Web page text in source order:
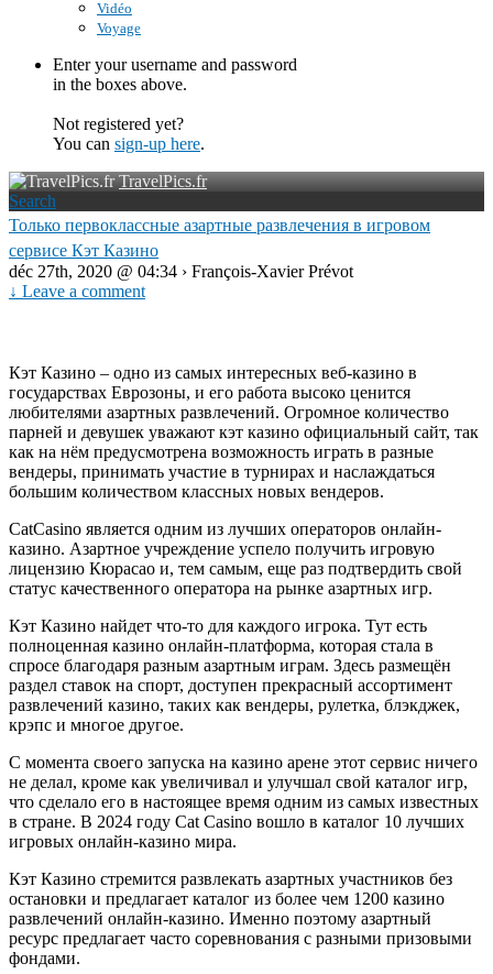
Vidéo
Voyage
Enter your username and password
in the boxes above.
Not registered yet?
You can sign-up here.
TravelPics.fr
Search
Только первоклассные азартные развлечения в игровом
сервисе Кэт Казино
déc 27th, 2020 @ 04:34 › François-Xavier Prévot
↓ Leave a comment
Кэт Казино – одно из самых интересных веб-казино в
государствах Еврозоны, и его работа высоко ценится
любителями азартных развлечений. Огромное количество
парней и девушек уважают кэт казино официальный сайт, так
как на нём предусмотрена возможность играть в разные
вендеры, принимать участие в турнирах и наслаждаться
большим количеством классных новых вендеров.
CatCasino является одним из лучших операторов онлайн-
казино. Азартное учреждение успело получить игровую
лицензию Кюрасао и, тем самым, еще раз подтвердить свой
статус качественного оператора на рынке азартных игр.
Кэт Казино найдет что-то для каждого игрока. Тут есть
полноценная казино онлайн-платформа, которая стала в
спросе благодаря разным азартным играм. Здесь размещён
раздел ставок на спорт, доступен прекрасный ассортимент
развлечений казино, таких как вендеры, рулетка, блэкджек,
крэпс и многое другое.
С момента своего запуска на казино арене этот сервис ничего
не делал, кроме как увеличивал и улучшал свой каталог игр,
что сделало его в настоящее время одним из самых известных
в стране. В 2024 году Cat Casino вошло в каталог 10 лучших
игровых онлайн-казино мира.
Кэт Казино стремится развлекать азартных участников без
остановки и предлагает каталог из более чем 1200 казино
развлечений онлайн-казино. Именно поэтому азартный
ресурс предлагает часто соревнования с разными призовыми
фондами.